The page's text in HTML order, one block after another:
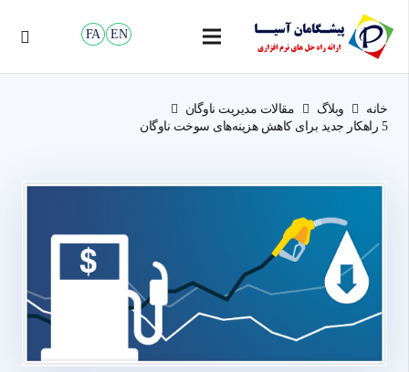
FA EN
خانه وبلاگ
مقالات مدیریت ناوگان
5 راهکار جدید برای کاهش هزینه‌های سوخت ناوگان